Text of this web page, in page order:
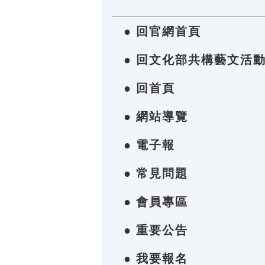
● 回官網首頁
● 回文化部共構藝文活
● 回首頁
● 網站導覽
● 電子報
● 常見問題
● 會員專區
● 重要公告
● 我要報名